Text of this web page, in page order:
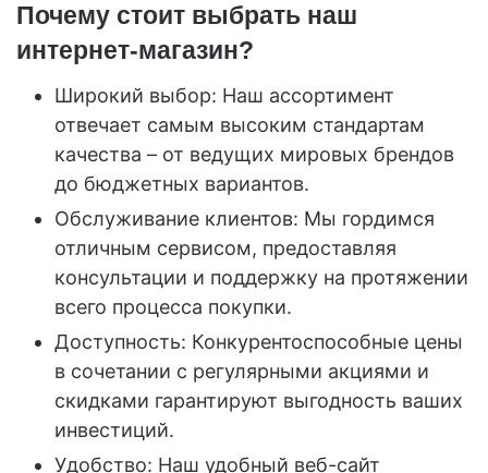
Почему стоит выбрать наш
интернет-магазин?
Широкий выбор: Наш ассортимент
отвечает самым высоким стандартам
качества – от ведущих мировых брендов
до бюджетных вариантов.
Обслуживание клиентов: Мы гордимся
отличным сервисом, предоставляя
консультации и поддержку на протяжении
всего процесса покупки.
Доступность: Конкурентоспособные цены
в сочетании с регулярными акциями и
скидками гарантируют выгодность ваших
инвестиций.
Удобство: Наш удобный веб-сайт